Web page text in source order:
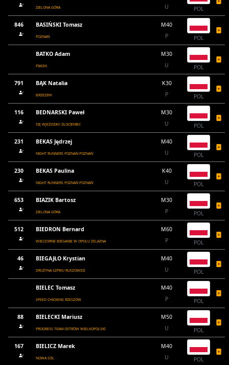
ZIELONA GÓRA
U
POL
846 BASIŃSKI Tomasz
POZNAŃ
M40
P
POL
BATKO Adam
PIASEK
M30
U
POL
791 BĄK Natalia
BRZEZINY
K30
P
POL
116 BEDNARSKI Paweł
SIĘ WJEŻDŻA!!! ZŁOCIENIEC
M30
U
POL
231 BEKAS Jędrzej
NIGHT RUNNERS POZNAŃ POZNAŃ
M40
U
POL
230 BEKAS Paulina
NIGHT RUNNERS POZNAŃ POZNAŃ
K40
U
POL
653 BIAZIK Bartosz
ZIELONA GÓRA
M30
P
POL
512 BIEDRON Bernard
WIECZORNE BIEGANIE W OPOLU ZELAZNA
M60
P
POL
46 BIEGAJŁO Krystian
DRUŻYNA SZPIKU RUSZOWICE
M40
U
POL
BIELEC Tomasz
SPEED CHICKENS RZESZÓW
M40
P
POL
88 BIELECKI Mariusz
PROGRESS TEAM OSTRÓW WIELKOPOLSKI
M50
U
POL
167 BIELICZ Marek
NOWA SÓL
M40
U
POL